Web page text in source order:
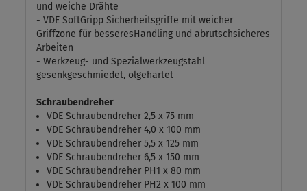
und weiche Drähte
- VDE SoftGripp Sicherheitsgriffe mit weicher
Griffzone für besseresHandling und abrutschsicheres
Arbeiten
- Werkzeug- und Spezialwerkzeugstahl
gesenkgeschmiedet, ölgehärtet
Schraubendreher
VDE Schraubendreher 2,5 x 75 mm
VDE Schraubendreher 4,0 x 100 mm
VDE Schraubendreher 5,5 x 125 mm
VDE Schraubendreher 6,5 x 150 mm
VDE Schraubendreher PH1 x 80 mm
VDE Schraubendreher PH2 x 100 mm